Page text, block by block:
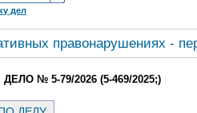
дел
правонарушениях -
ДЕЛО № 5-79/2026 (5-469/2025;)